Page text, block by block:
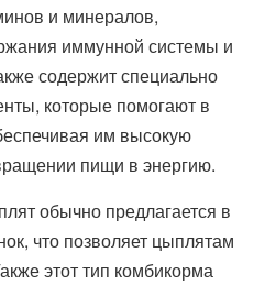
и минералов,
иммунной системы и
содержит специально
которые помогают в
им высокую
пищи в энергию.
обычно предлагается в
что позволяет цыплятам
этот тип комбикорма